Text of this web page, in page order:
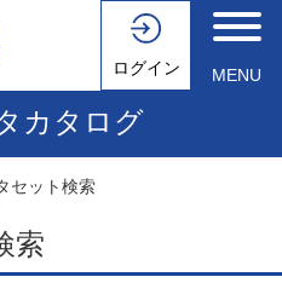
ログイン MENU
カタログ
セット検索
索